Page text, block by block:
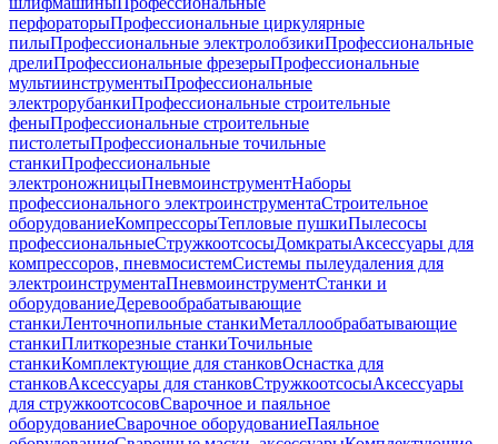
перфораторыПрофессиональные циркулярные
пилыПрофессиональные электролобзикиПрофессиональные
дрелиПрофессиональные фрезерыПрофессиональные
мультиинструментыПрофессиональные
электрорубанкиПрофессиональные строительные
феныПрофессиональные строительные
пистолетыПрофессиональные точильные
станкиПрофессиональные
электроножницыПневмоинструментНаборы
профессионального электроинструментаСтроительное
оборудованиеКомпрессорыТепловые пушкиПылесосы
профессиональныеСтружкоотсосыДомкратыАксессуары для
компрессоров, пневмосистемСистемы пылеудаления для
электроинструментаПневмоинструментСтанки и
оборудованиеДеревообрабатывающие
станкиЛенточнопильные станкиМеталлообрабатывающие
станкиПлиткорезные станкиТочильные
станкиКомплектующие для станковОснастка для
станковАксессуары для станковСтружкоотсосыАксессуары
для стружкоотсосовСварочное и паяльное
оборудованиеСварочное оборудованиеПаяльное